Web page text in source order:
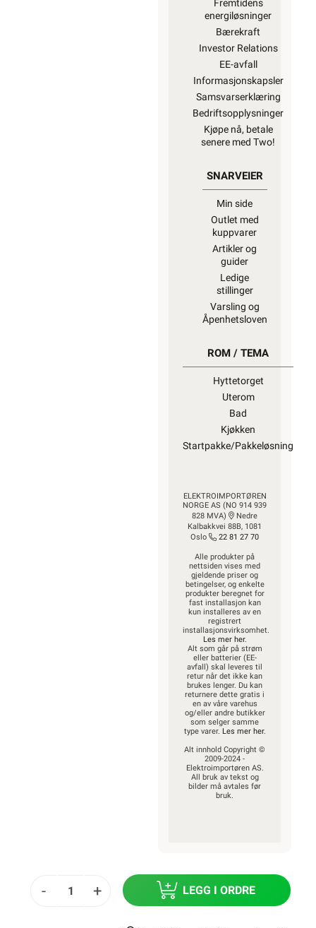
Fremtidens
energiløsninger
Bærekraft
Investor Relations
EE-avfall
Informasjonskapsler
Samsvarserklæring
Bedriftsopplysninger
Kjøpe nå, betale
senere med Two!
SNARVEIER
Min side
Outlet med
kuppvarer
Artikler og
guider
Ledige
stillinger
Varsling og
Åpenhetsloven
ROM / TEMA
Hyttetorget
Uterom
Bad
Kjøkken
Startpakke/Pakkeløsning
ELEKTROIMPORTØREN
NORGE AS (NO 914 939
828 MVA)
Nedre
Kalbakkvei 88B, 1081
Oslo
22 81 27 70
Alle produkter på
nettsiden vises med
gjeldende priser og
betingelser, og enkelte
produkter beregnet for
fast installasjon kan
kun installeres av en
registrert
installasjonsvirksomhet.
Les mer her.
Alt som går på strøm
eller batterier (EE-
avfall) skal leveres til
retur når det ikke kan
brukes lenger. Du kan
returnere dette gratis i
en av våre varehus
og/eller andre butikker
som selger samme
type varer. Les mer her.
Alt innhold Copyright ©
2009-2024 -
Elektroimportøren AS.
All bruk av tekst og
bilder må avtales før
bruk.
- + LEGG I ORDRE